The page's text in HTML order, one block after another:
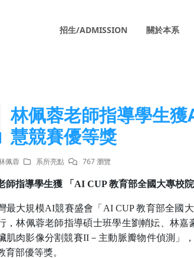
招生/ADMISSION 關於本系
林佩蓉老師指導學生
慧競賽優等獎
佩蓉 系所亮點 767 瀏覽
師指導學生獲 「 AI CUP教育部全國大專校
最大規模AI競賽盛會「 AI CUP教育部全國
，林佩蓉老師指導碩士班學生劉帩妘、林
肌肉影像分割競賽II－主動脈瓣物件偵測」
育部優等獎。